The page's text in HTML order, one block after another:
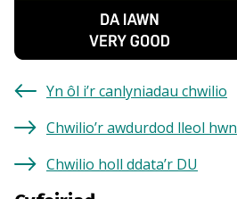
Yn ôl i’r canlyniadau chwilio
Chwilio’r awdurdod lleol hwn
Chwilio holl ddata’r DU